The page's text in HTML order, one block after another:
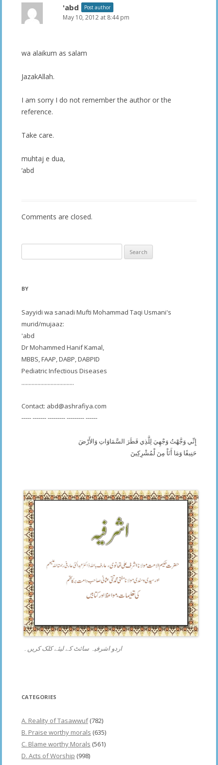
'abd Post author
May 10, 2012 at 8:44 pm
wa alaikum as salam
JazakAllah.
I am sorry I do not remember the author or the
reference.
Take care.
muhtaj e dua,
‘abd
Comments are closed.
for:
BY
Sayyidi wa sanadi Mufti Mohammad Taqi Usmani's
murid/mujaaz:
'abd
Dr Mohammed Hanif Kamal,
MBBS, FAAP, DABP, DABPID
Pediatric Infectious Diseases
....................................
Contact: abd@ashrafiya.com
----- ------- --------- --------- ------
إِنِّي وَجَّهْتُ وَجْهِيَ لِلَّذِي فَطَرَ السَّمَاوَاتِ وَالأَرْضَ
حَنِيفًا وَمَا أَنَاْ مِنَ لْمُشْرِكِينَ
اردو اشرفیہ سائٹ کے لیئے کلک کریں۔
CATEGORIES
A. Reality of Tasawwuf(782)
B. Praise worthy morals (635)
C. Blame worthy Morals (561)
D. Acts of Worship (998)